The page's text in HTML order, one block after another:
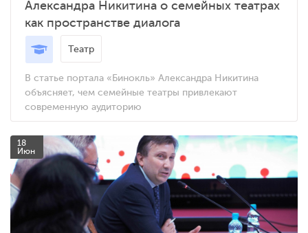
Александра Никитина о семейных театрах
как пространстве диалога
Театр
В статье портала «Бинокль» Александра Никитина
объясняет, чем семейные театры привлекают
современную аудиторию
18
Июн